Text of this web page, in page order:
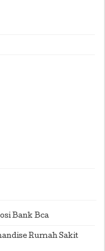
Bank Bca
Rumah Sakit